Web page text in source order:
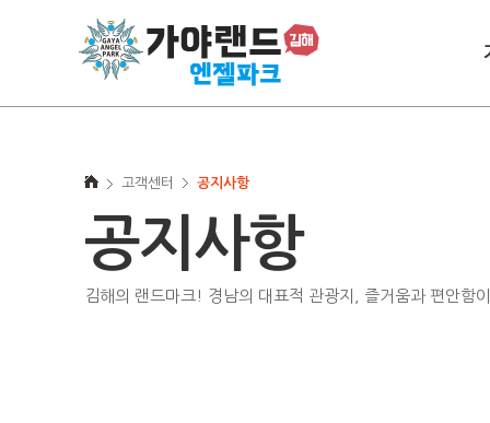
고객센터 공지사항
공지사항
김해의 랜드마크! 경남의 대표적 관광지, 즐거움과 편안함